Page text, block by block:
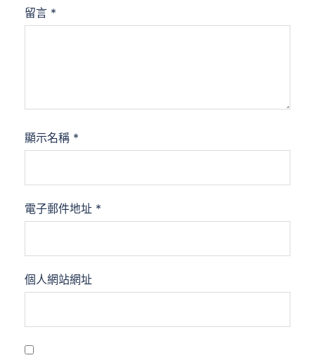
留言 *
顯示名稱 *
電子郵件地址 *
個人網站網址